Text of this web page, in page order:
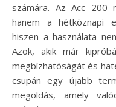
számára. Az Acc 200
hanem a hétköznapi
hiszen a használata
Azok, akik már
megbízhatóságát és
csupán egy újabb
megoldás, amely